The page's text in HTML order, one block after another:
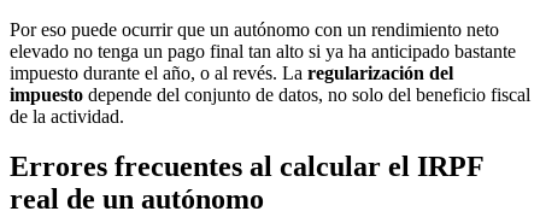
Por eso puede ocurrir que un autónomo con un rendimiento neto
elevado no tenga un pago final tan alto si ya ha anticipado bastante
impuesto durante el año, o al revés. La regularización del
impuesto depende del conjunto de datos, no solo del beneficio fiscal
de la actividad.
Errores frecuentes al calcular el IRPF
real de un autónomo